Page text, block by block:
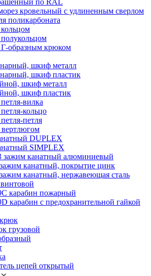
кровельный с удлиненным сверлом
поликарбоната
образным крюком
шкиф металл
шкиф пластик
шкиф металл
шкиф пластик
вилка
кольцо
петля
DUPLEX
SIMPLEX
зажим канатный алюминиевый
канатный, покрытие цинк
канатный, нержавеющая сталь
карабин пожарный
карабин с предохранительной гайкой
грузовой
цепей открытый